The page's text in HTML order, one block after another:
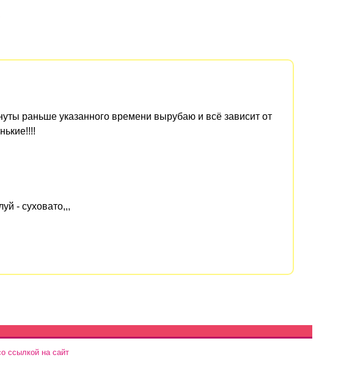
раньше указанного времени вырубаю и всё зависит от
- суховато,,,
ссылкой на сайт